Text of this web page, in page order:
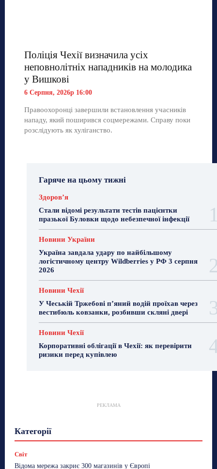
Поліція Чехії визначила усіх
неповнолітніх нападників на молодика
у Вишкові
6 Серпня, 2026р 16:00
Правоохоронці завершили встановлення учасників
нападу, який поширився соцмережами. Справу поки
розслідують як хуліганство.
Гаряче на цьому тижні
Здоровʼя
Стали відомі результати тестів пацієнтки
празької Буловки щодо небезпечної інфекції
Новини України
Україна завдала удару по найбільшому
логістичному центру Wildberries у РФ 3 серпня
2026
Новини Чехії
У Чеській Тржебові п’яний водій проїхав через
вестибюль ковзанки, розбивши скляні двері
Новини Чехії
Корпоративні облігації в Чехії: як перевірити
ризики перед купівлею
РЕКЛАМА
Категорії
Робота
Сад та город
Світ
Відома мережа закриє 300 магазинів у Європі